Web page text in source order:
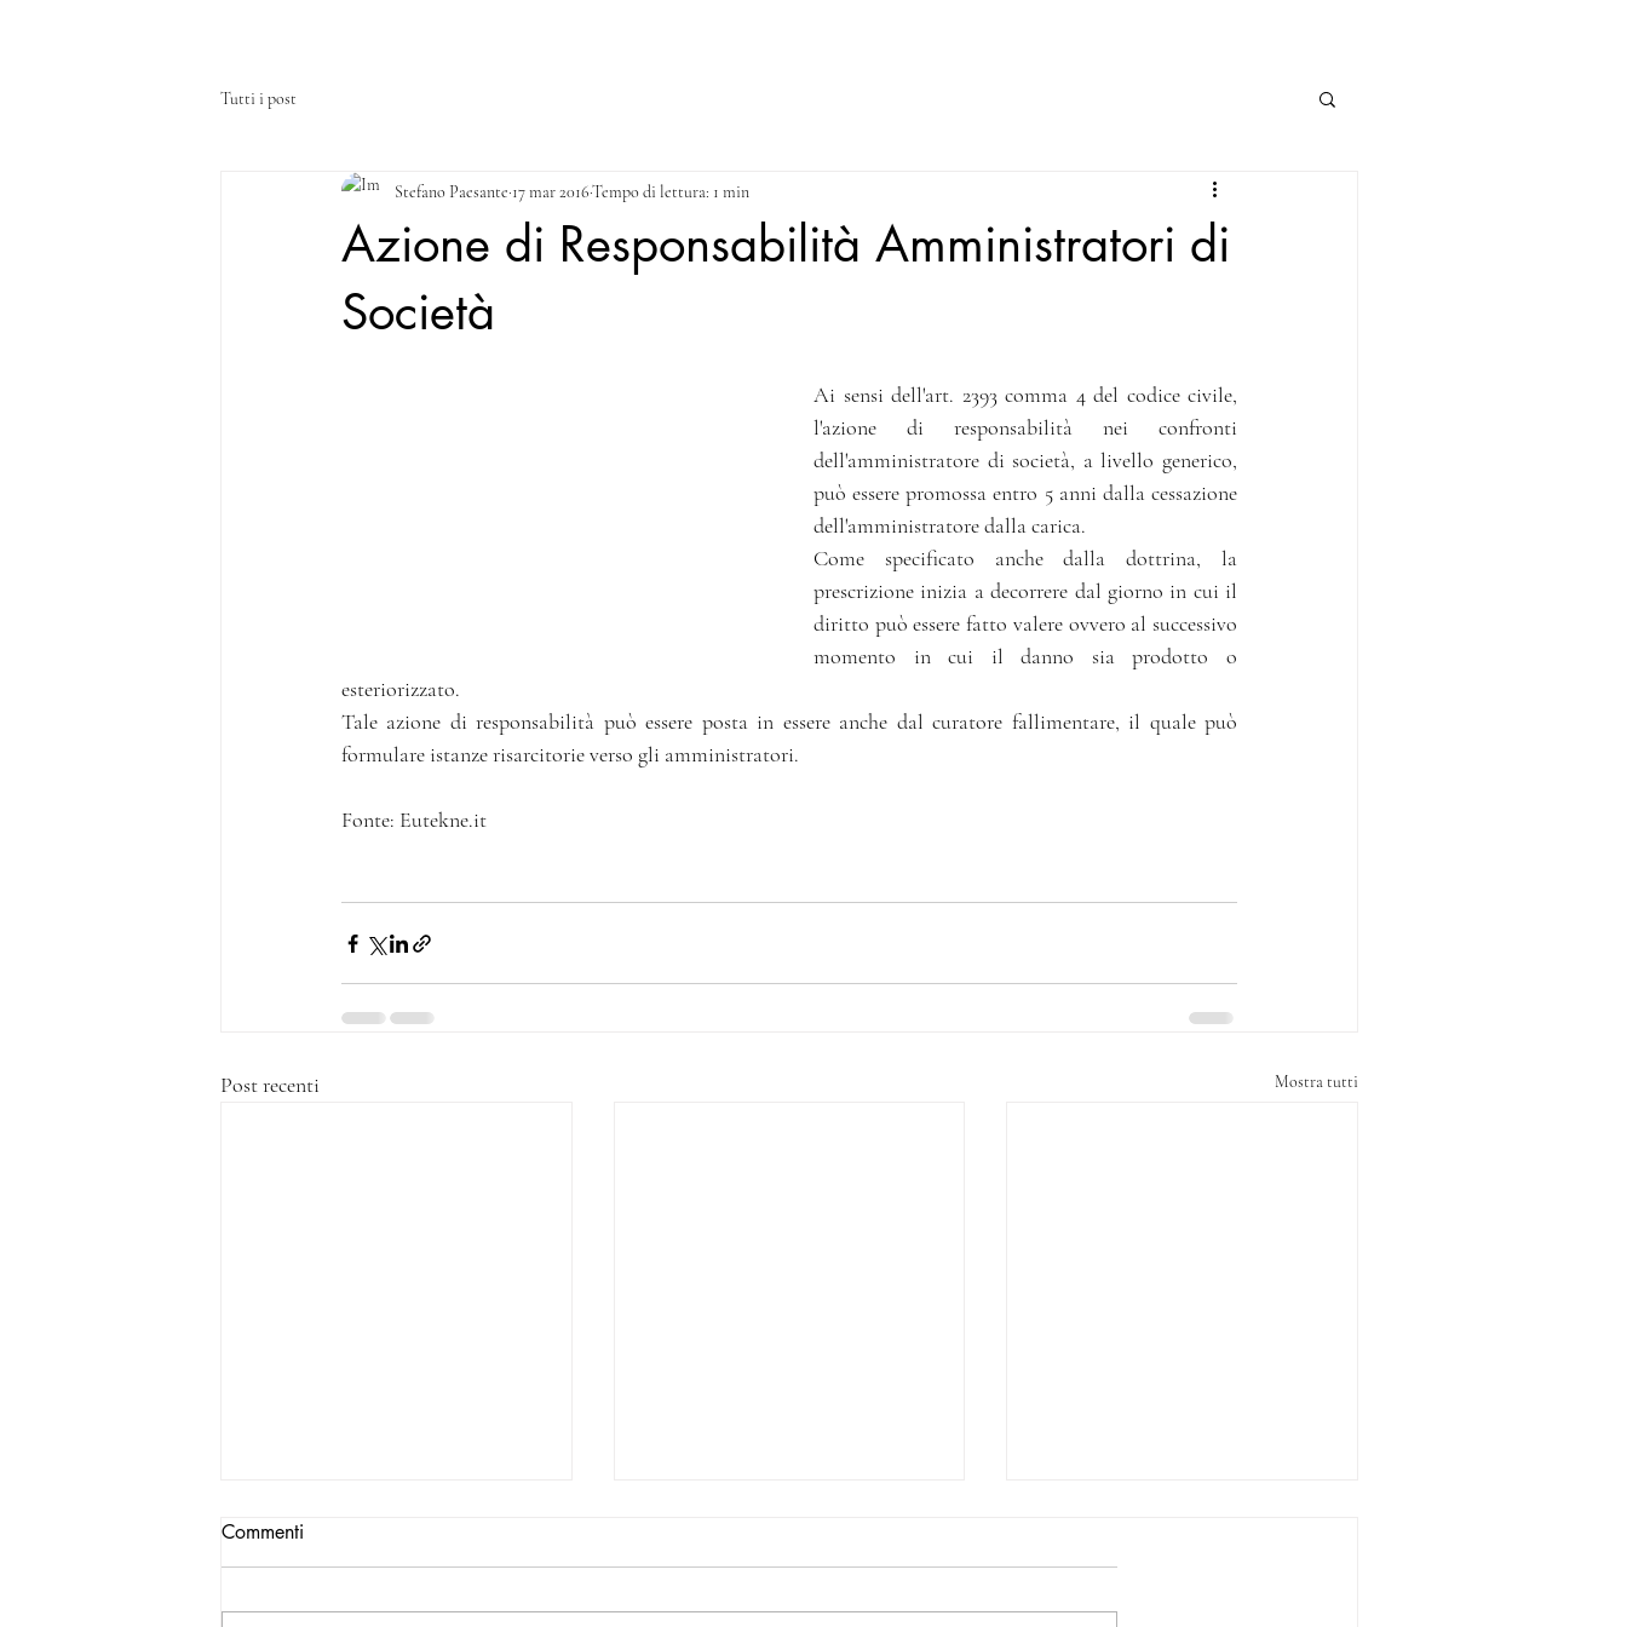
Tutti i post
Azione di Responsabilità Amministratori di
Società
Stefano Paesante 17 mar 2016Tempo di lettura: 1 min
Ai sensi dell'art. 2393 comma 4 del codice civile,
l'azione di responsabilità nei confronti
dell'amministratore di società, a livello generico,
può essere promossa entro 5 anni dalla cessazione
dell'amministratore dalla carica.
Come specificato anche dalla dottrina, la
prescrizione inizia a decorrere dal giorno in cui il
diritto può essere fatto valere ovvero al successivo
momento in cui il danno sia prodotto o
esteriorizzato.
Tale azione di responsabilità può essere posta in essere anche dal curatore fallimentare, il quale può
formulare istanze risarcitorie verso gli amministratori.
Fonte: Eutekne.it
Post recenti Mostra tutti
Commenti